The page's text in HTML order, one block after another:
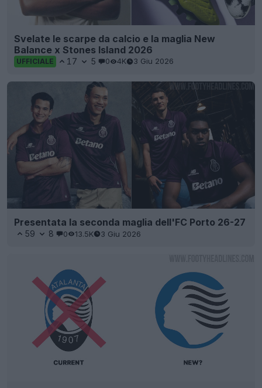
Svelate le scarpe da calcio e la maglia New
Balance x Stones Island 2026
UFFICIALE 17 5 0 4K 3 Giu 2026
Presentata la seconda maglia dell'FC Porto 26-27
59 8 0 13.5K 3 Giu 2026